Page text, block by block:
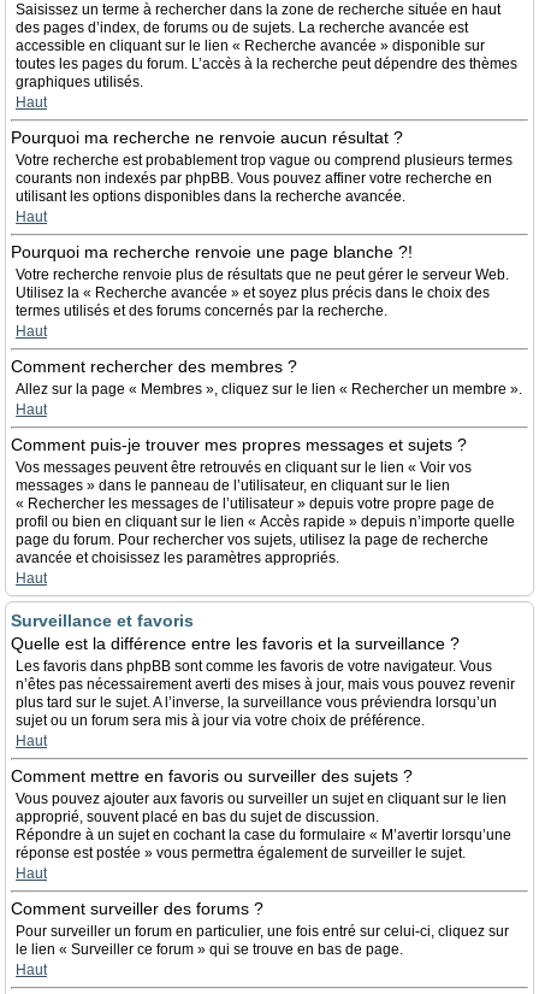
Saisissez un terme à rechercher dans la zone de recherche située en haut
des pages d’index, de forums ou de sujets. La recherche avancée est
accessible en cliquant sur le lien « Recherche avancée » disponible sur
toutes les pages du forum. L’accès à la recherche peut dépendre des thèmes
graphiques utilisés.
Haut
Pourquoi ma recherche ne renvoie aucun résultat ?
Votre recherche est probablement trop vague ou comprend plusieurs termes
courants non indexés par phpBB. Vous pouvez affiner votre recherche en
utilisant les options disponibles dans la recherche avancée.
Haut
Pourquoi ma recherche renvoie une page blanche ?!
Votre recherche renvoie plus de résultats que ne peut gérer le serveur Web.
Utilisez la « Recherche avancée » et soyez plus précis dans le choix des
termes utilisés et des forums concernés par la recherche.
Haut
Comment rechercher des membres ?
Allez sur la page « Membres », cliquez sur le lien « Rechercher un membre ».
Haut
Comment puis-je trouver mes propres messages et sujets ?
Vos messages peuvent être retrouvés en cliquant sur le lien « Voir vos
messages » dans le panneau de l’utilisateur, en cliquant sur le lien
« Rechercher les messages de l’utilisateur » depuis votre propre page de
profil ou bien en cliquant sur le lien « Accès rapide » depuis n’importe quelle
page du forum. Pour rechercher vos sujets, utilisez la page de recherche
avancée et choisissez les paramètres appropriés.
Haut
Surveillance et favoris
Quelle est la différence entre les favoris et la surveillance ?
Les favoris dans phpBB sont comme les favoris de votre navigateur. Vous
n’êtes pas nécessairement averti des mises à jour, mais vous pouvez revenir
plus tard sur le sujet. A l’inverse, la surveillance vous préviendra lorsqu’un
sujet ou un forum sera mis à jour via votre choix de préférence.
Haut
Comment mettre en favoris ou surveiller des sujets ?
Vous pouvez ajouter aux favoris ou surveiller un sujet en cliquant sur le lien
approprié, souvent placé en bas du sujet de discussion.
Répondre à un sujet en cochant la case du formulaire « M’avertir lorsqu’une
réponse est postée » vous permettra également de surveiller le sujet.
Haut
Comment surveiller des forums ?
Pour surveiller un forum en particulier, une fois entré sur celui-ci, cliquez sur
le lien « Surveiller ce forum » qui se trouve en bas de page.
Haut